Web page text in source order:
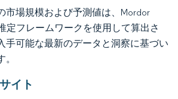
市場規模および予測値は、Mordor
定フレームワークを使用して算出さ
手可能な最新のデータと洞察に基づい
イト